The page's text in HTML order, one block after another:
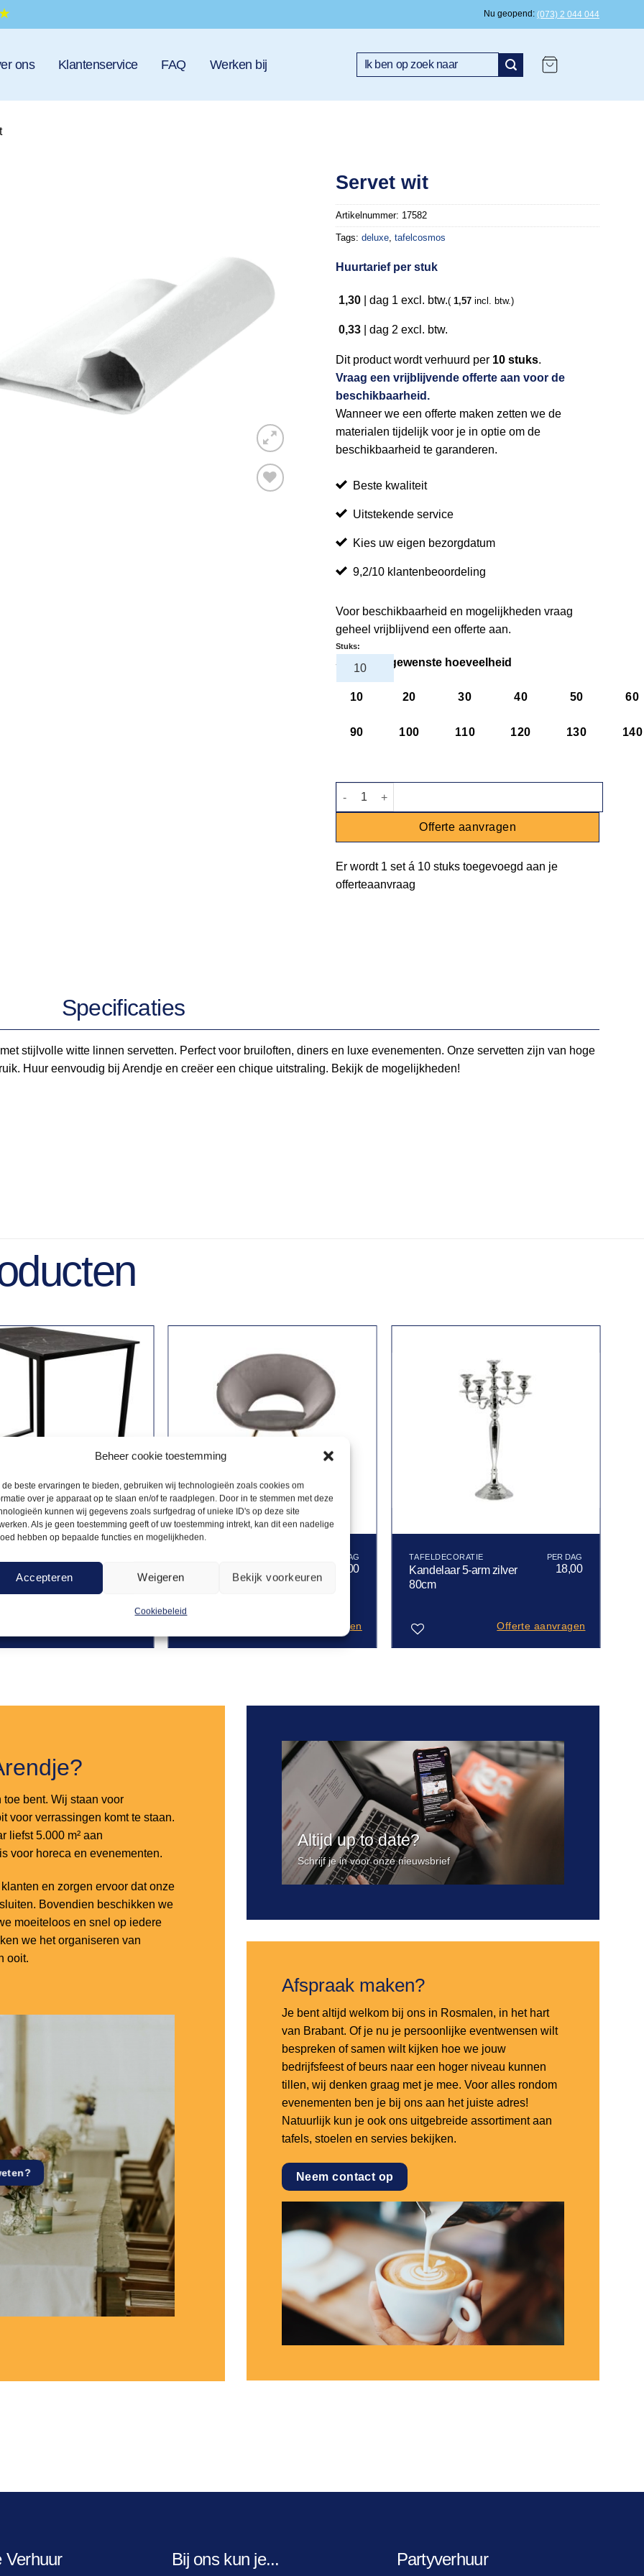
Beheer cookie toestemming
de beste ervaringen te bieden, gebruiken wij technologieën zoals cookies om
over je apparaat op te slaan en/of te raadplegen. Door in te stemmen met deze
kunnen wij gegevens zoals surfgedrag of unieke ID's op deze site
Als je geen toestemming geeft of uw toestemming intrekt, kan dit een nadelige
hebben op bepaalde functies en mogelijkheden.
Accepteren Weigeren Bekijk voorkeuren
Cookiebeleid
Nu geopend (073) 2 044 044
ons Klantenservice FAQ Werken bij
Zoeken
Servet wit
Artikelnummer: 17582
Tags:deluxe,tafelcosmos
Huurtarief per stuk
1,30 |dag 1 excl. btw.( 1,57 incl. btw.)
0,33 |dag 2 excl. btw.
Dit product wordt verhuurd per 10 stuks.
Vraag een vrijblijvende offerte aan voor de
beschikbaarheid.
Wanneer we een offerte maken zetten we de
materialen tijdelijk voor je in optie om de
beschikbaarheid te garanderen.
Beste kwaliteit
Uitstekende service
Kies uw eigen bezorgdatum
9,2/10 klantenbeoordeling
Voor beschikbaarheid en mogelijkheden vraag
geheel vrijblijvend een offerte aan.
Selecteer gewenste hoeveelheid
10 20 30 40 50 60
90 100 110 120 130 140
Stuks:
Servet wit aantal
Offerte aanvragen
Er wordt 1 setá 10 stuks toegevoegd aan je
offerteaanvraag
Specificaties
stijlvolle witte linnen servetten. Perfect voor bruiloften, diners en luxe evenementen. Onze servetten zijn van hoge
Huur eenvoudig bij Arendje en creëer een chique uitstraling. Bekijk de mogelijkheden!
CUBA
120x70cm
Fauteuil Abby Velours –
15,00
Offerte aanvragen
TAFELDECORATIE
Kandelaar 5-arm zilver
80cm
18,00
Offerte aanvragen
bent. Wij staan voor
voor verrassingen komt te staan.
liefst 5.000 m² aan
voor horeca en evenementen.
en zorgen ervoor dat onze
Bovendien beschikken we
moeiteloos en snel op iedere
we het organiseren van
ooit.
Altijd up to date?
Schrijf je in voor onze nieuwsbrief
Afspraak maken?
Je bent altijd welkom bij ons in Rosmalen, in het hart
van Brabant. Of je nu je persoonlijke eventwensen wilt
bespreken of samen wilt kijken hoe we jouw
bedrijfsfeest of beurs naar een hoger niveau kunnen
tillen, wij denken graag met je mee. Voor alles rondom
evenementen ben je bij ons aan het juiste adres!
Natuurlijk kun je ook ons uitgebreide assortiment aan
tafels, stoelen en servies bekijken.
Neem contact op
Verhuur Bij ons kun je... Partyverhuur